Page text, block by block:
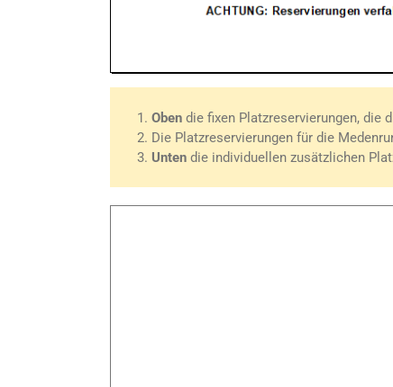
1. Oben die fixen Platzreservierungen, die
2. Die Platzreservierungen für die
3. Unten die individuellen zusätzlichen